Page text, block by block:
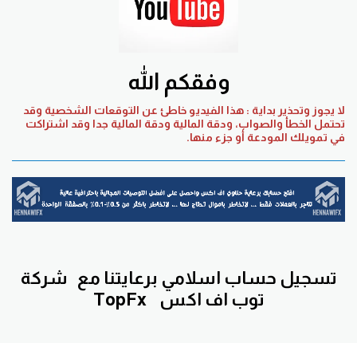
وفقكم الله
لا يجوز وتحذير بداية : هذا الفيديو خاطئ عن التوقعات الشخصية وقد
تحتمل الخطأ والصواب، ودقة المالية ودقة المالية جدا وقد اشتراكت
في تمويلك المودعة أو جزء منها.
تسجيل حساب اسلامي برعايتنا مع شركة
توب اف اكس
TopFx